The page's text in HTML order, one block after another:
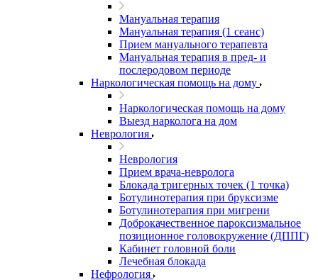
Мануальная терапия
Мануальная терапия (1 сеанс)
Прием мануального терапевта
Мануальная терапия в пред- и
послеродовом периоде
Наркологическая помощь на дому
Наркологическая помощь на дому
Выезд нарколога на дом
Неврология
Неврология
Прием врача-невролога
Блокада тригерных точек (1 точка)
Ботулинотерапия при бруксизме
Ботулинотерапия при мигрени
Доброкачественное пароксизмальное
позиционное головокружение (ДППГ)
Кабинет головной боли
Лечебная блокада
Нефрология